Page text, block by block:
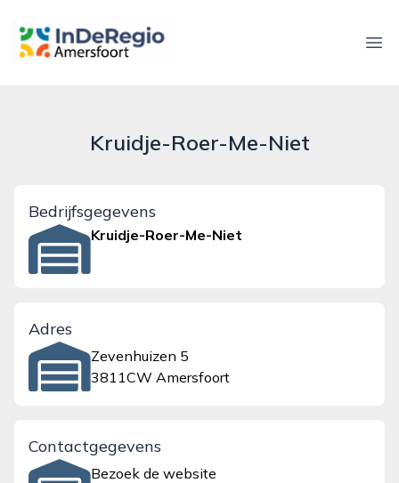
inderegioamersfoort.nl
Kruidje-Roer-Me-Niet
Bedrijfsgegevens
Kruidje-Roer-Me-Niet
Adres
Zevenhuizen 5
3811CW Amersfoort
Contactgegevens
Bezoek de website